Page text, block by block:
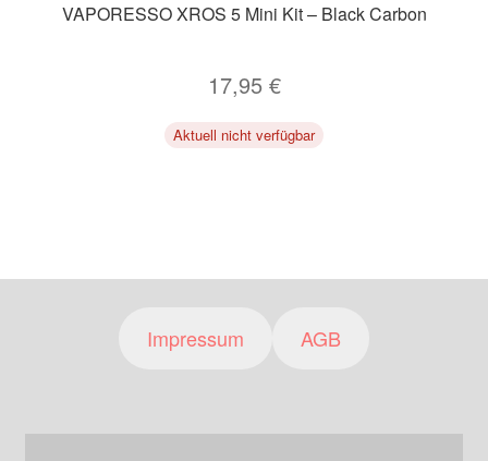
VAPORESSO XROS 5 Mini Kit – Black Carbon
17,95 €
Aktuell nicht verfügbar
Impressum AGB